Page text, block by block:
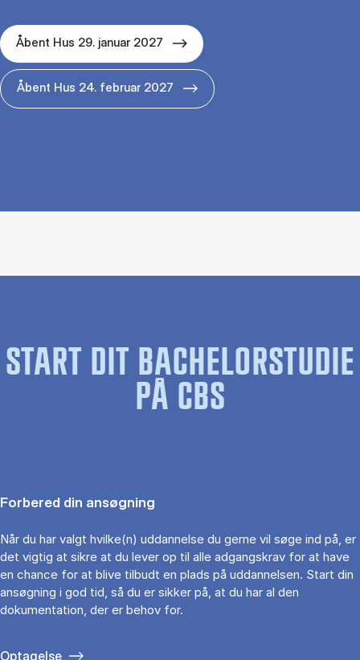
Åbent Hus 29. januar 2027
Åbent Hus 24. februar 2027
START DIT BACHELORSTUDIE
PÅ CBS
Forbered din ansøgning
Når du har valgt hvilke(n) uddannelse du gerne vil søge ind på, er
det vigtig at sikre at du lever op til alle adgangskrav for at have
en chance for at blive tilbudt en plads på uddannelsen. Start din
ansøgning i god tid, så du er sikker på, at du har al den
dokumentation, der er behov for.
Optagelse